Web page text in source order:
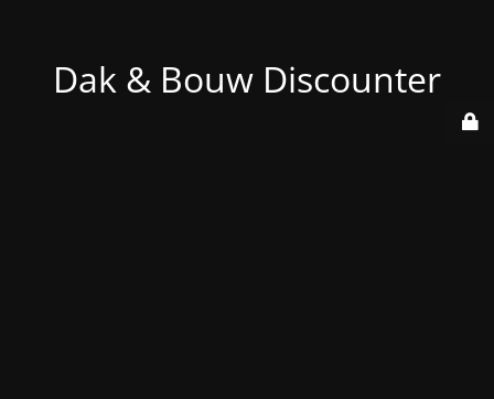
Dak & Bouw Discounter